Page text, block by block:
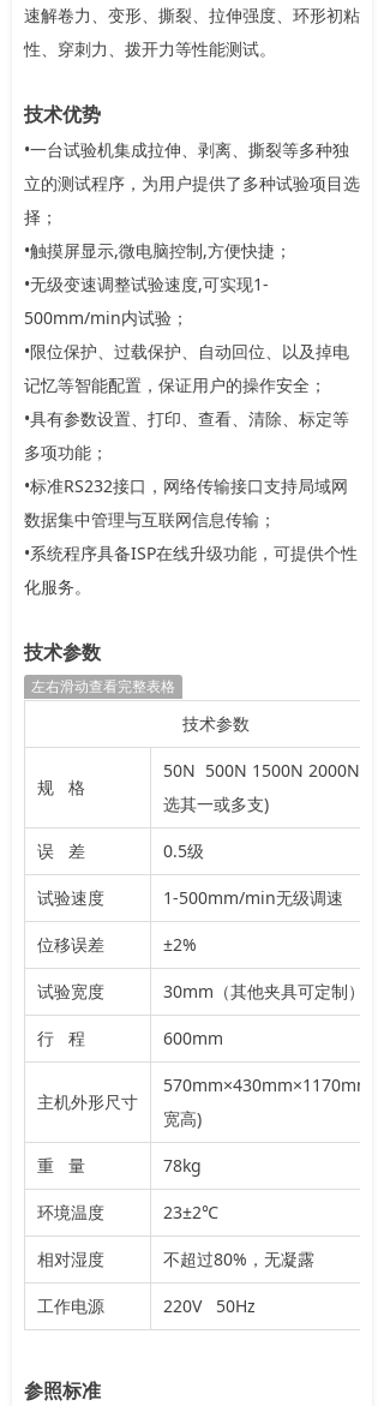
速解卷力、变形、撕裂、拉伸强度、环形初粘
性、穿刺力、拨开力等性能测试。
技术优势
•一台试验机集成拉伸、剥离、撕裂等多种独
立的测试程序，为用户提供了多种试验项目选
择；
•触摸屏显示,微电脑控制,方便快捷；
•无级变速调整试验速度,可实现1-
500mm/min内试验；
•限位保护、过载保护、自动回位、以及掉电
记忆等智能配置，保证用户的操作安全；
•具有参数设置、打印、查看、清除、标定等
多项功能；
•标准RS232接口，网络传输接口支持局域网
数据集中管理与互联网信息传输；
•系统程序具备ISP在线升级功能，可提供个性
化服务。
技术参数
左右滑动查看完整表格
技术参数
规 格
50N 500N 1500N 2000N(可
选其一或多支)
误 差 0.5级
试验速度 1-500mm/min无级调速
位移误差 ±2%
试验宽度 30mm（其他夹具可定制）
行 程 600mm
主机外形尺寸
570mm×430mm×1170mm(长
宽高)
重 量 78kg
环境温度 23±2℃
相对湿度 不超过80%，无凝露
工作电源 220V 50Hz
参照标准